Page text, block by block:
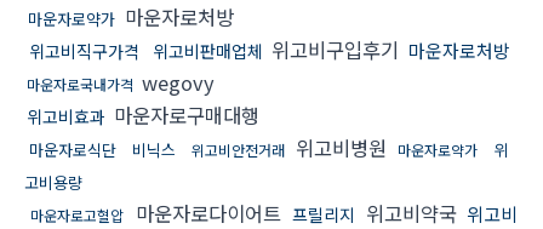
마운자로약가 마운자로처방
위고비직구가격 위고비판매업체 위고비구입후기 마운자로처방
마운자로국내가격 wegovy
위고비효과 마운자로구매대행
마운자로식단 비닉스 위고비안전거래 위고비병원 마운자로약가
위
고비용량
마운자로고혈압 마운자로다이어트 프릴리지 위고비약국 위고비